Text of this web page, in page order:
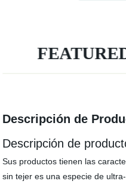
Descripción de
Descripción de
Sus productos tienen las
sin tejer es una especie de